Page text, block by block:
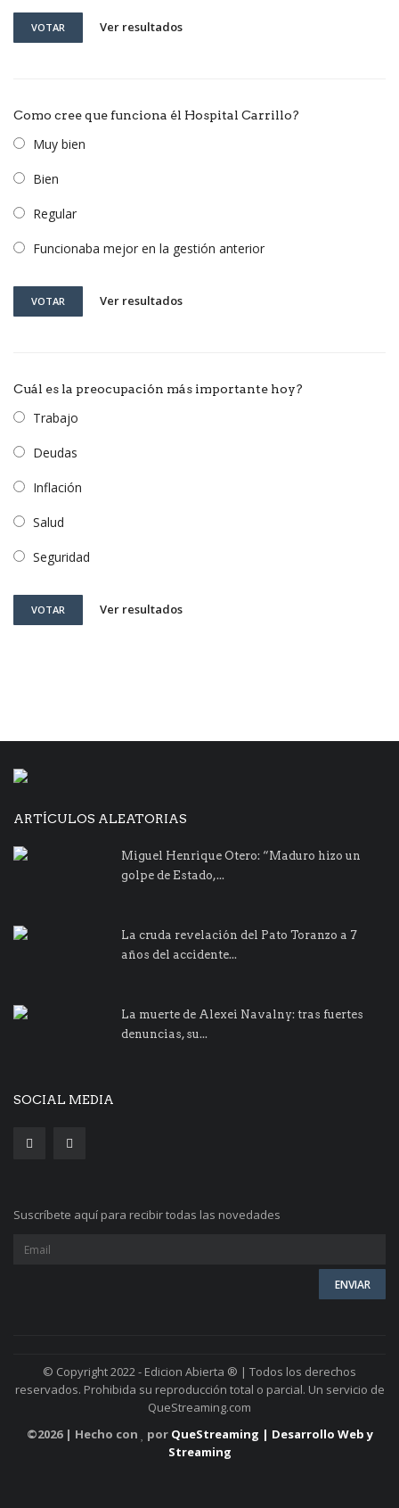
VOTAR Ver resultados
Como cree que funciona él Hospital Carrillo?
Muy bien
Bien
Regular
Funcionaba mejor en la gestión anterior
VOTAR Ver resultados
Cuál es la preocupación más importante hoy?
Trabajo
Deudas
Inflación
Salud
Seguridad
VOTAR Ver resultados
ARTÍCULOS ALEATORIAS
Miguel Henrique Otero: “Maduro hizo un
golpe de Estado,...
La cruda revelación del Pato Toranzo a 7
años del accidente...
La muerte de Alexei Navalny: tras fuertes
denuncias, su...
SOCIAL MEDIA
Suscríbete aquí para recibir todas las novedades
© Copyright 2022 - Edicion Abierta ® | Todos los derechos
reservados. Prohibida su reproducción total o parcial. Un servicio de
QueStreaming.com
©2026 | Hecho con por QueStreaming | Desarrollo Web y
Streaming